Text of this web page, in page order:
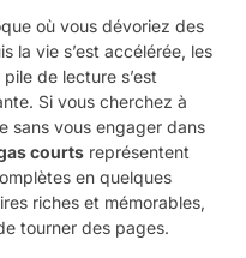
où vous dévoriez des
la vie s’est accélérée, les
de lecture s’est
Si vous cherchez à
sans vous engager dans
courts représentent
en quelques
riches et mémorables,
tourner des pages.